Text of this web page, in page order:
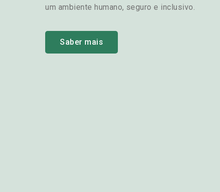
um ambiente humano, seguro e inclusivo.
Saber mais